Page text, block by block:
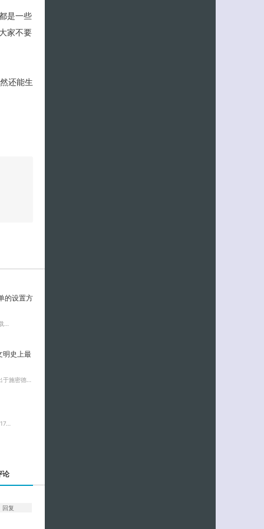
是一些
家不要
还能生
的设置方
…
明史上最
施密德…
论
回复